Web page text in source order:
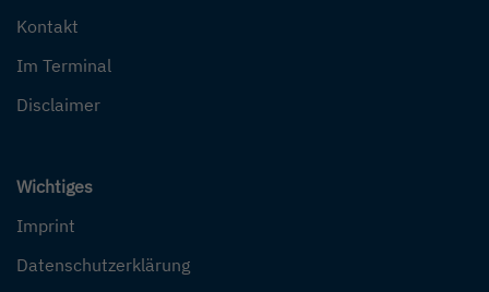
Kontakt
Im Terminal
Disclaimer
Wichtiges
Imprint
Datenschutzerklärung